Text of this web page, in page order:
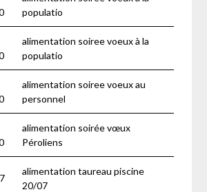
populatio
alimentation soiree voeux à la
populatio
alimentation soiree voeux au
personnel
alimentation soirée vœux
Péroliens
alimentation taureau piscine
20/07